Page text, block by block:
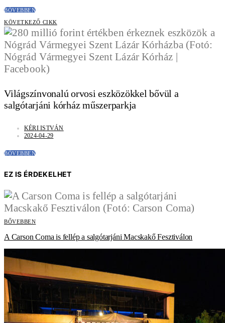
BŐVEBBEN
KÖVETKEZŐ CIKK
Világszínvonalú orvosi eszközökkel bővül a
salgótarjáni kórház műszerparkja
KÉRI ISTVÁN
2024-04-29
BŐVEBBEN
EZ IS ÉRDEKELHET
BŐVEBBEN
A Carson Coma is fellép a salgótarjáni Macskakő Fesztiválon